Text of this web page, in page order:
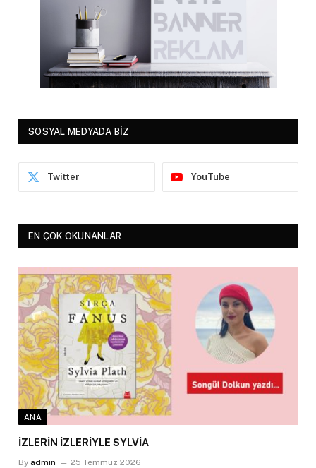
SOSYAL MEDYADA BİZ
Twitter YouTube
EN ÇOK OKUNANLAR
ANA
İZLERİN İZLERİYLE SYLVİA
By admin 25 Temmuz 2026